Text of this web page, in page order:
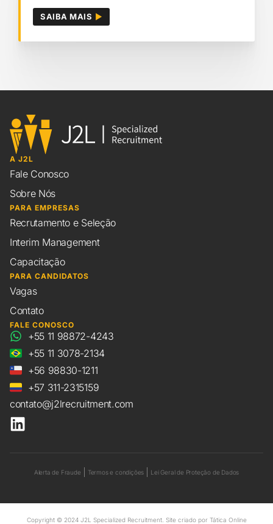
SAIBA MAIS
A J2L
Fale Conosco
Sobre Nós
PARA EMPRESAS
Recrutamento e Seleção
Interim Management
Capacitação
PARA CANDIDATOS
Vagas
Contato
FALE CONOSCO
+55 11 98872-4243
+55 11 3078-2134
+56 98830-1211
+57 311-2315159
contato@j2lrecruitment.com
Alerta de Fraude Termos e condições Lei Geral de Proteção de Dados
Copyright © 2024 J2L Specialized Recruitment. Site criado por Tática Online